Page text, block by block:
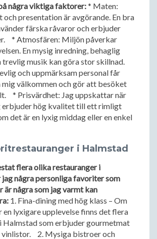
några viktiga faktorer:* Maten:
och presentation är avgörande. En bra
färska råvaror och erbjuder
* Atmosfären: Miljön påverkar
En mysig inredning, behaglig
trevlig musik kan göra stor skillnad.
och uppmärksam personal får
mig välkommen och gör att besöket
* Prisvärdhet: Jag uppskattar när
erbjuder hög kvalitet till ett rimligt
det är en lyxig middag eller en enkel
i Halmstad
flera olika restauranger i
några personliga favoriter som
är några som jag varmt kan
1. Fina-dining med hög klass – Om
en lyxigare upplevelse finns det flera
Halmstad som erbjuder gourmetmat
vinlistor. 2. Mysiga bistroer och